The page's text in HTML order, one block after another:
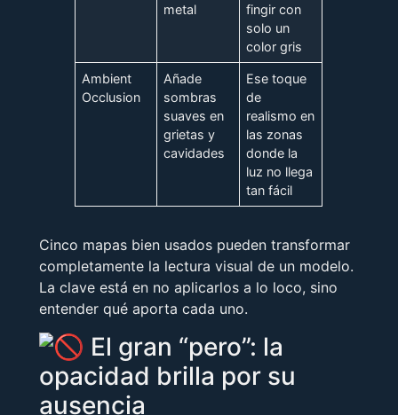
metal
fingir con
solo un
color gris
Ambient
Occlusion
Añade
sombras
suaves en
grietas y
cavidades
Ese toque
de
realismo en
las zonas
donde la
luz no llega
tan fácil
Cinco mapas bien usados pueden transformar
completamente la lectura visual de un modelo.
La clave está en no aplicarlos a lo loco, sino
entender qué aporta cada uno.
El gran “pero”: la
opacidad brilla por su
ausencia